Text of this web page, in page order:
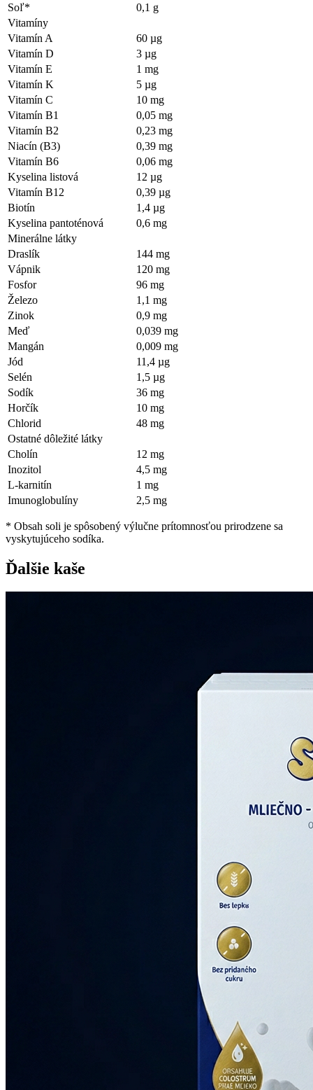
Soľ*
0,1 g
Vitamíny
Vitamín A
60 µg
Vitamín D
3 µg
Vitamín E
1 mg
Vitamín K
5 µg
Vitamín C
10 mg
Vitamín B1
0,05 mg
Vitamín B2
0,23 mg
Niacín (B3)
0,39 mg
Vitamín B6
0,06 mg
Kyselina listová
12 µg
Vitamín B12
0,39 µg
Biotín
1,4 µg
Kyselina pantoténová
0,6 mg
Minerálne látky
Draslík
144 mg
Vápnik
120 mg
Fosfor
96 mg
Železo
1,1 mg
Zinok
0,9 mg
Meď
0,039 mg
Mangán
0,009 mg
Jód
11,4 µg
Selén
1,5 µg
Sodík
36 mg
Horčík
10 mg
Chlorid
48 mg
Ostatné dôležité látky
Cholín
12 mg
Inozitol
4,5 mg
L-karnitín
1 mg
Imunoglobulíny
2,5 mg
* Obsah soli je spôsobený výlučne prítomnosťou prirodzene sa
vyskytujúceho sodíka.
Ďalšie kaše